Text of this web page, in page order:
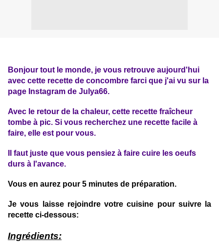
Bonjour tout le monde, je vous retrouve aujourd'hui
avec cette recette de concombre farci que j'ai vu sur la
page Instagram de Julya66.
Avec le retour de la chaleur, cette recette fraîcheur
tombe à pic. Si vous recherchez une recette facile à
faire, elle est pour vous.
Il faut juste que vous pensiez à faire cuire les oeufs
durs à l'avance.
Vous en aurez pour 5 minutes de préparation.
Je vous laisse rejoindre votre cuisine pour suivre la
recette ci-dessous:
Ingrédients: